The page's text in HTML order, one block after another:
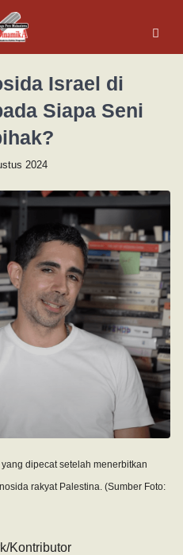
Israel di
Siapa Seni
2024
dipecat setelah menerbitkan
rakyat Palestina. (Sumber Foto:
Kontributor